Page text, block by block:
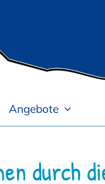
Angebote
durch